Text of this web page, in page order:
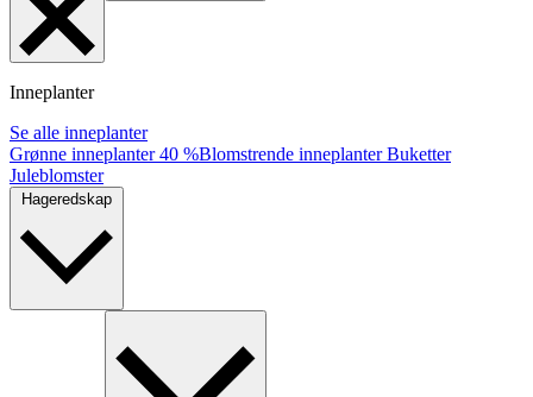
Inneplanter
Se alle inneplanter
Grønne inneplanter40 %Blomstrende inneplanterBuketter
Juleblomster